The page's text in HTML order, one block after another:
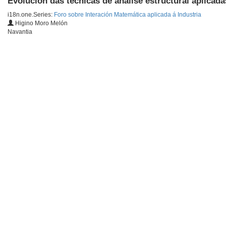
i18n.one.Series: Foro sobre Interación Matemática aplicada á Industria
Higino Moro Melón
Navantia